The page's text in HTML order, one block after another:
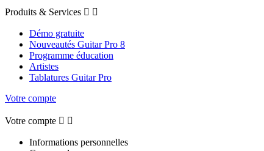
Produits & Services  
Démo gratuite
Nouveautés Guitar Pro 8
Programme éducation
Artistes
Tablatures Guitar Pro
Votre compte
Votre compte  
Informations personnelles